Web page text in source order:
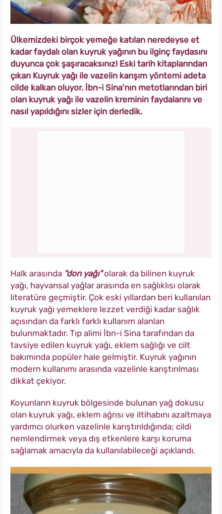
Ülkemizdeki birçok yemeğe katılan neredeyse et
kadar faydalı olan kuyruk yağının bu ilginç faydasını
duyunca çok şaşıracaksınız! Eski tarih kitaplarından
çıkan Kuyruk yağı ile vazelin karışım yöntemi adeta
cilde kalkan oluyor. İbn-i Sina'nın metotlarından biri
olan kuyruk yağı ile vazelin kreminin faydalarını ve
nasıl yapıldığını sizler için derledik.
Halk arasında "don yağı"olarak da bilinen kuyruk
yağı, hayvansal yağlar arasında en sağlıklısı olarak
literatüre geçmiştir. Çok eski yıllardan beri kullanılan
kuyruk yağı yemeklere lezzet verdiği kadar sağlık
açısından da farklı farklı kullanım alanları
bulunmaktadır. Tıp alimi İbn-i Sina tarafından da
tavsiye edilen kuyruk yağı, eklem sağlığı ve cilt
bakımında popüler hale gelmiştir. Kuyruk yağının
modern kullanımı arasında vazelinle karıştırılması
dikkat çekiyor.
Koyunların kuyruk bölgesinde bulunan yağ dokusu
olan kuyruk yağı, eklem ağrısı ve iltihabını azaltmaya
yardımcı olurken vazelinle karıştırıldığında; cildi
nemlendirmek veya dış etkenlere karşı koruma
sağlamak amacıyla da kullanılabileceği açıklandı.